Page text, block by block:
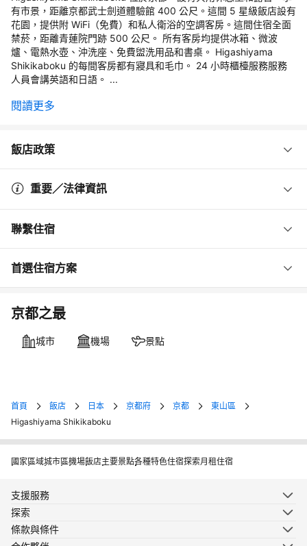
有市景，距離京都武士劍道體驗館 400 公尺。這間 5 星級飯店設有
花園，提供附 WiFi（免費）和私人衛浴的空調客房。這間住宿全面
禁菸，距離青蓮院門跡 500 公尺。 所有客房均提供冰箱、微波
爐、電熱水壺、沖洗座、免費盥洗用品和書桌。 Higashiyama
Shikikaboku 的每間客房都有寢具和毛巾。 24 小時櫃檯服務服務
人員會講英語和日語。 ...
閱讀更多
飯店政策
重要／法律資訊
聯繫住宿
首選住宿方案
京都之最
城市 機場 景點
首頁 飯店 日本 京都府 京都
東山區
Higashiyama Shikikaboku
國家區域城市區機場飯店主要景點各種特色住宿探索月租住宿
支援服務
探索
條款與條件